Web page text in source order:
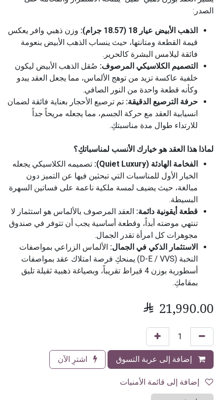
الصدر:
الذهب الأبيض عيار 18 (18.57 جرام):
وزن ذهبي وافر يعكس
قيمة القطعة ومتانتها، حيث ينساب الذهب الأبيض بنعومة
فائقة ليلامس البشرة كالحرير.
التصميم الكلاسيكي المرصوف: صُقل الذهب الأبيض ليكون
خلفية عاكسة تزيد من توهج الألماس، مما يجعل العقد يبدو
وكأنه قطعة واحدة من النور الصافي.
حرفة الترصيع الدقيقة: تم ترصيع الأحجار بعناية فائقة لضمان
انسيابية العقد مع حركة الجسم، مما يجعله مريحاً جداً
للارتداء طوال مدة مناسبتكِ.
لماذا هذا العقد هو خيارك الأنسب لمناسباتكِ؟
الفخامة الهادئة (Quiet Luxury):
تصميمه الكلاسيكي يجعله
الخيار الأول للمناسبات التي تبحثين فيها عن التميز دون
مبالغة، حيث يضيف لمسة ملكية ناعمة على فساتين السهرة
البسيطة.
قطعة أيقونية دائمة: العقد المرصوف بالألماس هو استثمار لا
تنتهي موضته أبداً، وقطعة أساسية يجب أن تتوفر في صندوق
مجوهرات كل امرأة تقدر الجمال.
الاستثمار الذكي في الجمال: الألماس الزراعي بمواصفات
النخبة (D-E / VVS) يمنحكِ فرصة امتلاك عقد بمواصفات
أسطورية بوزن 4 قيراط تقريباً، وبصياغة ذهبية ثقيلة تليق
بمقامكِ.
 21,990.00
إضافة إلى عربة التسوق اشترِ الآن